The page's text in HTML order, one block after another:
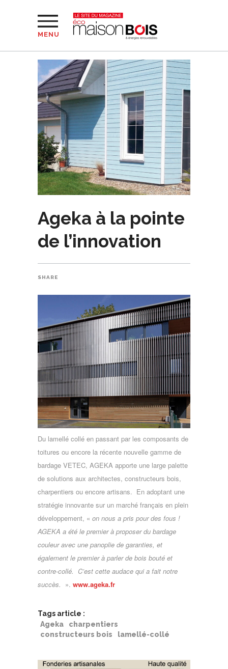
MENU
Ageka à la pointe
de l’innovation
SHARE
Du lamellé collé en passant par les composants de
toitures ou encore la récente nouvelle gamme de
bardage VETEC, AGEKA apporte une large palette
de solutions aux architectes, constructeurs bois,
charpentiers ou encore artisans. En adoptant une
stratégie innovante sur un marché français en plein
développement, « on nous a pris pour des fous !
AGEKA a été le premier à proposer du bardage
couleur avec une panoplie de garanties, et
également le premier à parler de bois bouté et
contre-collé. C’est cette audace qui a fait notre
succès. ». www.ageka.fr
Tags article :
Ageka
charpentiers
constructeurs bois
lamellé-collé